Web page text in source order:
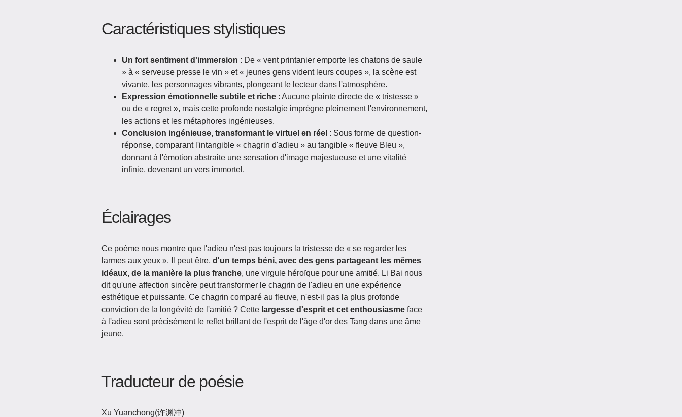
Caractéristiques stylistiques
Un fort sentiment d'immersion : De « vent printanier emporte les chatons de saule
» à « serveuse presse le vin » et « jeunes gens vident leurs coupes », la scène est
vivante, les personnages vibrants, plongeant le lecteur dans l'atmosphère.
Expression émotionnelle subtile et riche : Aucune plainte directe de « tristesse »
ou de « regret », mais cette profonde nostalgie imprègne pleinement l'environnement,
les actions et les métaphores ingénieuses.
Conclusion ingénieuse, transformant le virtuel en réel : Sous forme de question-
réponse, comparant l'intangible « chagrin d'adieu » au tangible « fleuve Bleu »,
donnant à l'émotion abstraite une sensation d'image majestueuse et une vitalité
infinie, devenant un vers immortel.
Éclairages
Ce poème nous montre que l'adieu n'est pas toujours la tristesse de « se regarder les
larmes aux yeux ». Il peut être, d'un temps béni, avec des gens partageant les mêmes
idéaux, de la manière la plus franche, une virgule héroïque pour une amitié. Li Bai nous
dit qu'une affection sincère peut transformer le chagrin de l'adieu en une expérience
esthétique et puissante. Ce chagrin comparé au fleuve, n'est-il pas la plus profonde
conviction de la longévité de l'amitié ? Cette largesse d'esprit et cet enthousiasme face
à l'adieu sont précisément le reflet brillant de l'esprit de l'âge d'or des Tang dans une âme
jeune.
Traducteur de poésie
Xu Yuanchong(许渊冲)